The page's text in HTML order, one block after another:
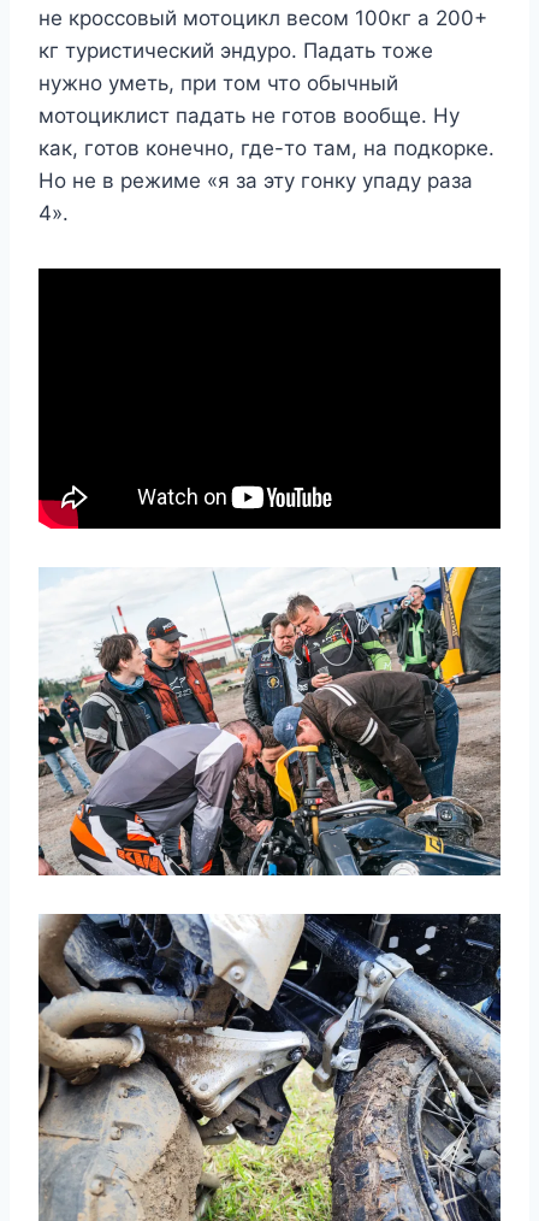
не кроссовый мотоцикл весом 100кг а 200+
кг туристический эндуро. Падать тоже
нужно уметь, при том что обычный
мотоциклист падать не готов вообще. Ну
как, готов конечно, где-то там, на подкорке.
Но не в режиме «я за эту гонку упаду раза
4».